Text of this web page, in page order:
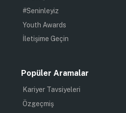
#Seninleyiz
Youth Awards
İletişime Geçin
Popüler Aramalar
Kariyer Tavsiyeleri
Özgeçmiş